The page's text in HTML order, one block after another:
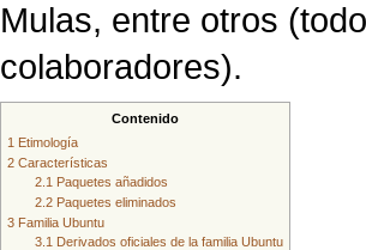
Mulas, entre otros
colaboradores).
Contenido
1 Etimología
2 Características
2.1 Paquetes añadidos
2.2 Paquetes eliminados
3 Familia Ubuntu
3.1
Derivados oficiales de la familia Ubuntu